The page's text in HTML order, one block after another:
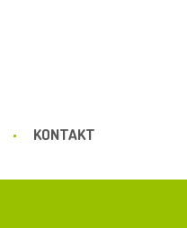
KONTAKT